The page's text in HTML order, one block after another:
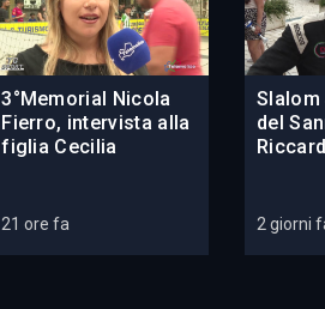
3°Memorial Nicola
Fierro, intervista alla
figlia Cecilia
21 ore fa
Slalom
del
2 giorni